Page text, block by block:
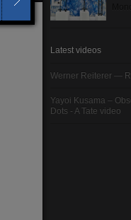
Latest videos
Werner Reiterer —
Yayoi Kusama –
Dots - A Tate video